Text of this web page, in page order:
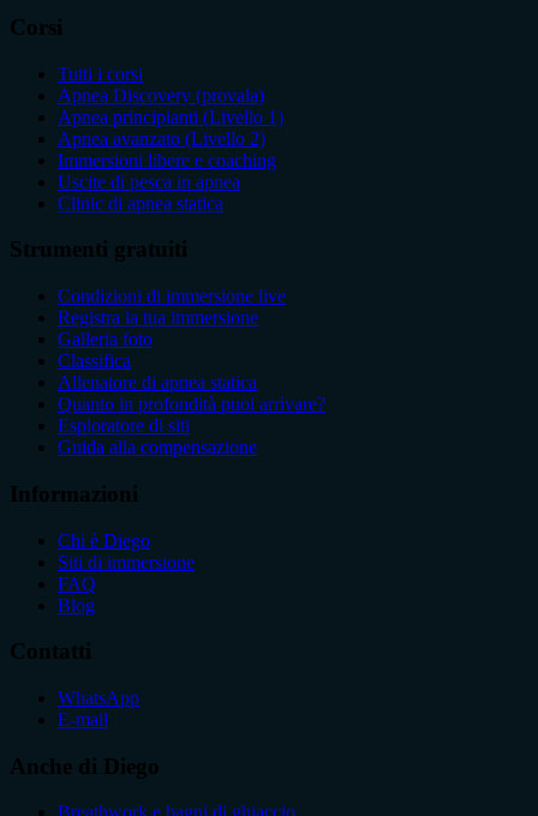
Corsi
Tutti i corsi
Apnea Discovery (provala)
Apnea principianti (Livello 1)
Apnea avanzato (Livello 2)
Immersioni libere e coaching
Uscite di pesca in apnea
Clinic di apnea statica
Strumenti gratuiti
Condizioni di immersione live
Registra la tua immersione
Galleria foto
Classifica
Allenatore di apnea statica
Quanto in profondità puoi arrivare?
Esploratore di siti
Guida alla compensazione
Informazioni
Chi è Diego
Siti di immersione
FAQ
Blog
Contatti
WhatsApp
E-mail
Anche di Diego